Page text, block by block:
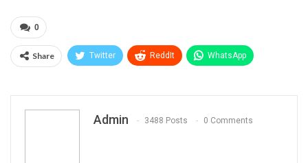
0
Share Twitter ReddIt WhatsApp
Admin 3488 Posts 0 Comments